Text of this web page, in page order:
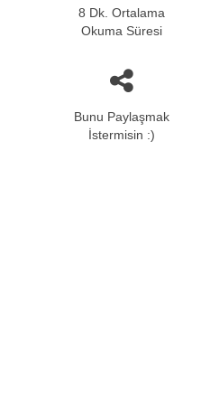
8 Dk. Ortalama
Okuma Süresi
Bunu Paylaşmak
İstermisin :)